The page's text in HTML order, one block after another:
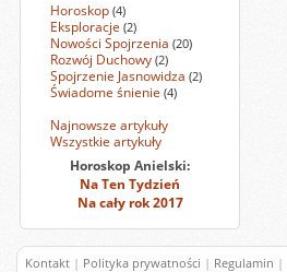
Horoskop (4)
Eksploracje (2)
Nowości Spojrzenia (20)
Rozwój Duchowy (2)
Spojrzenie Jasnowidza (2)
Świadome śnienie (4)
Najnowsze artykuły
Wszystkie artykuły
Horoskop Anielski:
Na Ten Tydzień
Na cały rok 2017
Kontakt | Polityka prywatności | Regulamin |